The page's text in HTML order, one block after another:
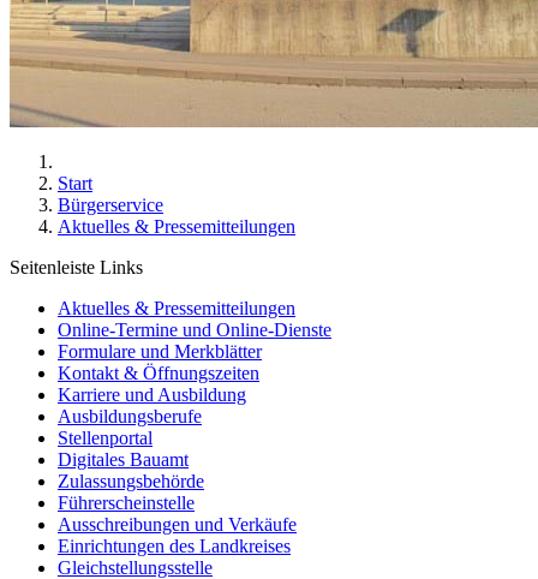
Start
Bürgerservice
Aktuelles & Pressemitteilungen
Seitenleiste Links
Aktuelles & Pressemitteilungen
Online-Termine und Online-Dienste
Formulare und Merkblätter
Kontakt & Öffnungszeiten
Karriere und Ausbildung
Ausbildungsberufe
Stellenportal
Digitales Bauamt
Zulassungsbehörde
Führerscheinstelle
Ausschreibungen und Verkäufe
Einrichtungen des Landkreises
Gleichstellungsstelle